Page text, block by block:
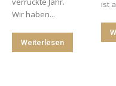
Wir haben...
Weiterlesen
ist